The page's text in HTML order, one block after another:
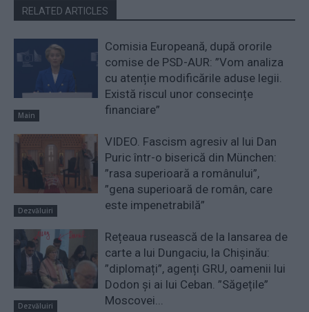
RELATED ARTICLES
Main
Comisia Europeană, după ororile
comise de PSD-AUR: ”Vom analiza
cu atenție modificările aduse legii.
Există riscul unor consecințe
financiare”
Dezvăluiri
VIDEO. Fascism agresiv al lui Dan
Puric într-o biserică din München:
”rasa superioară a românului”,
”gena superioară de român, care
este impenetrabilă”
Dezvăluiri
Rețeaua rusească de la lansarea de
carte a lui Dungaciu, la Chișinău:
”diplomați”, agenți GRU, oamenii lui
Dodon și ai lui Ceban. ”Săgețile”
Moscovei...